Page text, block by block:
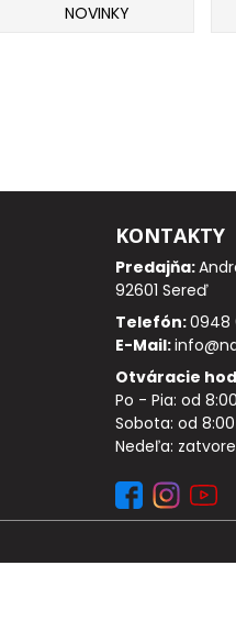
NOVINKY
KONTAKTY
Predajňa:
92601 Sereď
Telefón:0948
E-Mail:
Otváracie
Po - Pia: od
Sobota: od
Nedeľa: